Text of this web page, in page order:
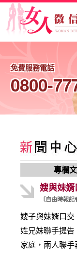
免費服務電話
0800-
專欄
嫂與妹
〔自由時報
嫂子與妹婿口
姓兄妹聯手提
家庭，兩人聯手